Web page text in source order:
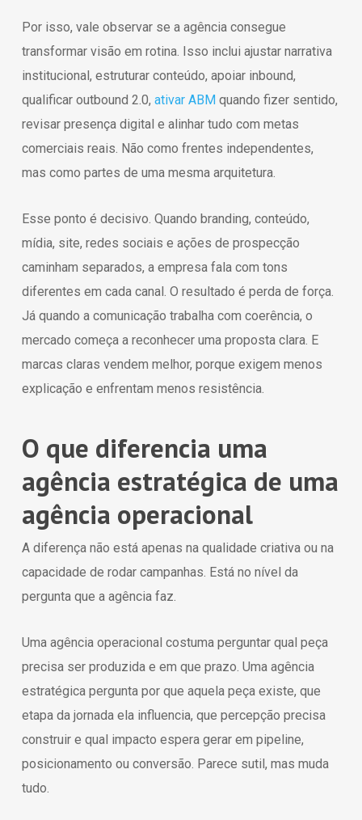
Por isso, vale observar se a agência consegue
transformar visão em rotina. Isso inclui ajustar narrativa
institucional, estruturar conteúdo, apoiar inbound,
qualificar outbound 2.0, ativar ABMquando fizer sentido,
revisar presença digital e alinhar tudo com metas
comerciais reais. Não como frentes independentes,
mas como partes de uma mesma arquitetura.
Esse ponto é decisivo. Quando branding, conteúdo,
mídia, site, redes sociais e ações de prospecção
caminham separados, a empresa fala com tons
diferentes em cada canal. O resultado é perda de força.
Já quando a comunicação trabalha com coerência, o
mercado começa a reconhecer uma proposta clara. E
marcas claras vendem melhor, porque exigem menos
explicação e enfrentam menos resistência.
O que diferencia uma
agência estratégica de uma
agência operacional
A diferença não está apenas na qualidade criativa ou na
capacidade de rodar campanhas. Está no nível da
pergunta que a agência faz.
Uma agência operacional costuma perguntar qual peça
precisa ser produzida e em que prazo. Uma agência
estratégica pergunta por que aquela peça existe, que
etapa da jornada ela influencia, que percepção precisa
construir e qual impacto espera gerar em pipeline,
posicionamento ou conversão. Parece sutil, mas muda
tudo.